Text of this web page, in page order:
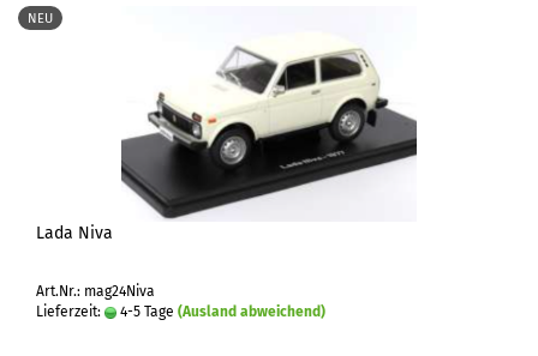
NEU
Lada Niva
Art.Nr.: mag24Niva
Lieferzeit:
4-5 Tage (Ausland abweichend)